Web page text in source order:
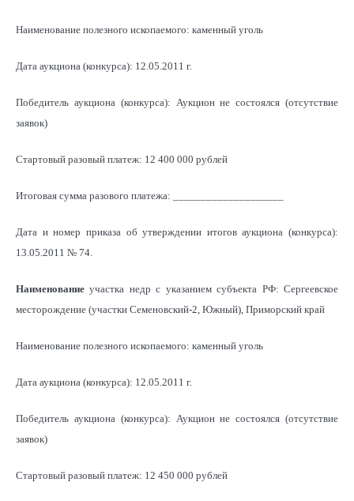
Наименование полезного ископаемого: каменный уголь
Дата аукциона (конкурса): 12.05.2011 г.
Победитель аукциона (конкурса): Аукцион не состоялся (отсутствие
заявок)
Стартовый разовый платеж: 12 400 000 рублей
Итоговая сумма разового платежа: ____________________
Дата и номер приказа об утверждении итогов аукциона (конкурса):
13.05.2011 № 74.
Наименованиеучастка недр с указанием субъекта РФ: Сергеевское
месторождение (участки Семеновский-2, Южный), Приморский край
Наименование полезного ископаемого: каменный уголь
Дата аукциона (конкурса): 12.05.2011 г.
Победитель аукциона (конкурса): Аукцион не состоялся (отсутствие
заявок)
Стартовый разовый платеж: 12 450 000 рублей